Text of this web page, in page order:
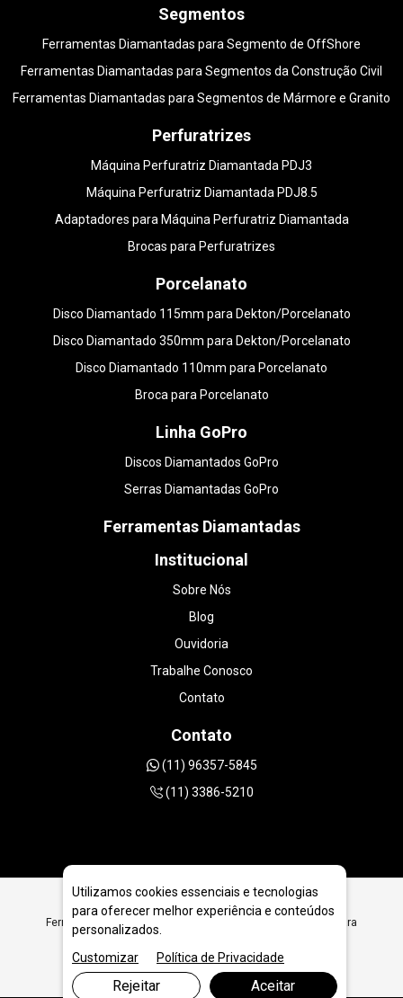
Segmentos
Ferramentas Diamantadas para Segmento de OffShore
Ferramentas Diamantadas para Segmentos da Construção Civil
Ferramentas Diamantadas para Segmentos de Mármore e Granito
Perfuratrizes
Máquina Perfuratriz Diamantada PDJ3
Máquina Perfuratriz Diamantada PDJ8.5
Adaptadores para Máquina Perfuratriz Diamantada
Brocas para Perfuratrizes
Porcelanato
Disco Diamantado 115mm para Dekton/Porcelanato
Disco Diamantado 350mm para Dekton/Porcelanato
Disco Diamantado 110mm para Porcelanato
Broca para Porcelanato
Linha GoPro
Discos Diamantados GoPro
Serras Diamantadas GoPro
Ferramentas Diamantadas
Institucional
Sobre Nós
Blog
Ouvidoria
Trabalhe Conosco
Contato
Contato
(11) 96357-5845
(11) 3386-5210
Ferramentas Diamantadas para Fabricantes de Máquinas para
Utilizamos cookies essenciais e tecnologias
para oferecer melhor experiência e conteúdos
personalizados.
Customizar
Política de Privacidade
Rejeitar Aceitar